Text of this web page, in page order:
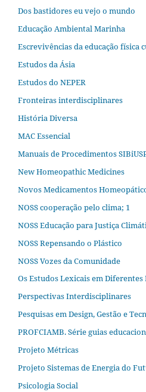
Dos bastidores eu vejo o mundo
Educação Ambiental Marinha
Escrevivências da educação física
Estudos da Ásia​
Estudos do NEPER
Fronteiras interdisciplinares
História Diversa
MAC Essencial
Manuais de Procedimentos
New Homeopathic Medicines
Novos Medicamentos
NOSS cooperação pelo clima; 1
NOSS Educação para Justiça
NOSS Repensando o Plástico
NOSS Vozes da Comunidade
Os Estudos Lexicais em Diferentes
Perspectivas Interdisciplinares
Pesquisas em Design, Gestão e
PROFCIAMB. Série guias
Projeto Métricas
Projeto Sistemas de Energia do
Psicologia Social